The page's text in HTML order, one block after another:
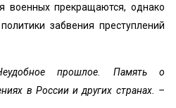
военных прекращаются, однако
забвения преступлений
прошлое. Память о
в России и других странах. –